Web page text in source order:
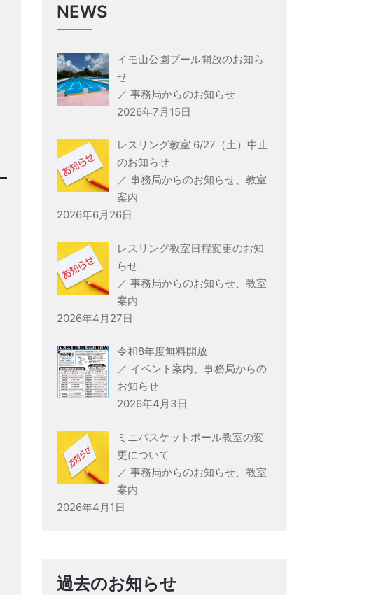
NEWS
イモ山公園プール開放のお知ら
せ
／事務局からのお知らせ
2026年7月15日
レスリング教室 6/27（土）中止
のお知らせ
／事務局からのお知らせ、教室
案内
2026年6月26日
レスリング教室日程変更のお知
らせ
／事務局からのお知らせ、教室
案内
2026年4月27日
令和8年度無料開放
／ イベント案内、事務局からの
お知らせ
2026年4月3日
ミニバスケットボール教室の変
更について
／事務局からのお知らせ、教室
案内
2026年4月1日
過去のお知らせ